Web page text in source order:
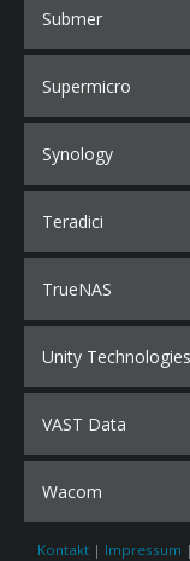
Submer
Supermicro
Synology
Teradici
TrueNAS
Unity Technologies
VAST Data
Wacom
Kontakt | Impressum |